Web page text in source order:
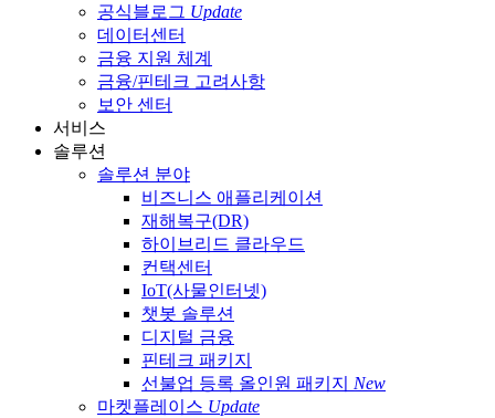
공식블로그 Update
데이터센터
금융 지원 체계
금융/핀테크 고려사항
보안 센터
서비스
솔루션
솔루션 분야
비즈니스 애플리케이션
재해복구(DR)
하이브리드 클라우드
컨택센터
IoT(사물인터넷)
챗봇 솔루션
디지털 금융
핀테크 패키지
선불업 등록 올인원 패키지 New
마켓플레이스 Update